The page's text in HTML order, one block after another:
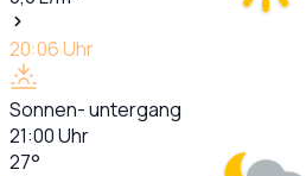
20:06Uhr
Sonnen- untergang
21:00Uhr
27°